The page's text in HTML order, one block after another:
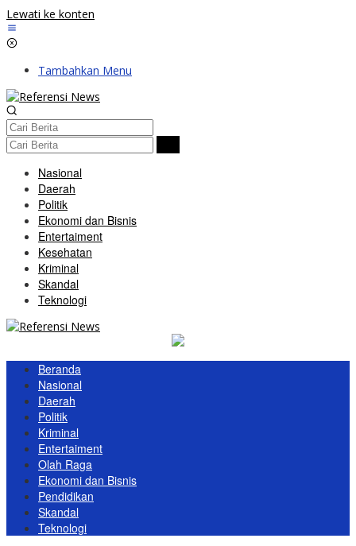
Lewati ke konten
Tambahkan Menu
Nasional
Daerah
Politik
Ekonomi dan Bisnis
Entertaiment
Kesehatan
Kriminal
Skandal
Teknologi
Beranda
Nasional
Daerah
Politik
Kriminal
Entertaiment
Olah Raga
Ekonomi dan Bisnis
Pendidikan
Skandal
Teknologi